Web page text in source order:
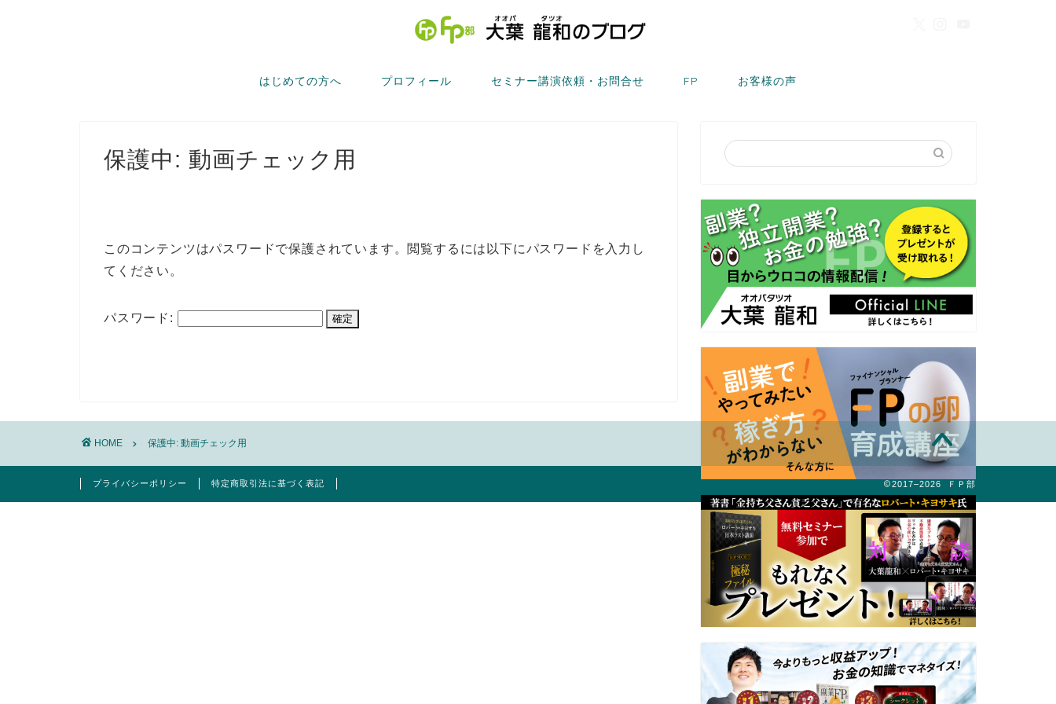
はじめての方へ プロフィール セミナー講演依頼・お問合せ FP お客様の声
保護中: 動画チェック用
このコンテンツはパスワードで保護されています。閲覧するには以下にパスワードを入力し
てください。
パスワード:
HOME 保護中: 動画チェック用
プライバシーポリシー 特定商取引法に基づく表記 2017–2026 ＦＰ部